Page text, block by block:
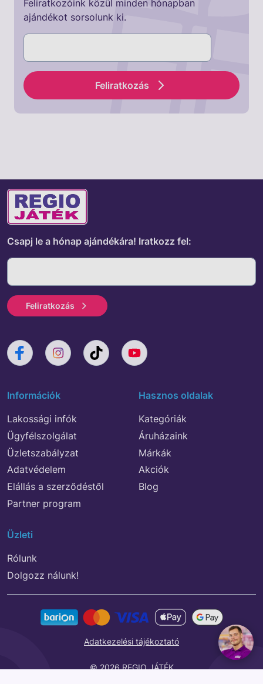
Feliratkozóink közül minden hónapban
ajándékot sorsolunk ki.
Feliratkozás
Csapj le a hónap ajándékára! Iratkozz fel:
Feliratkozás
Információk
Lakossági infók
Ügyfélszolgálat
Üzletszabályzat
Adatvédelem
Elállás a szerződéstől
Partner program
Hasznos oldalak
Kategóriák
Áruházaink
Márkák
Akciók
Blog
Üzleti
Rólunk
Dolgozz nálunk!
© 2026 REGIO JÁTÉK
Adatkezelési tájékoztató